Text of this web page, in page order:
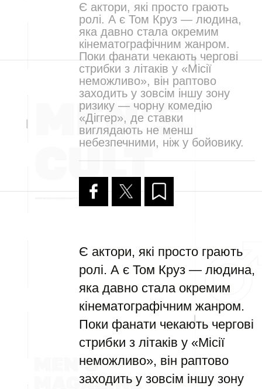
Є актори, які просто грають
ролі. А є Том Круз — людина,
яка давно стала окремим
кінематографічним жанром.
Поки фанати чекають чергові
стрибки з літаків у «Місії
неможливо», він раптово
заходить у зовсім іншу зону
ризику — чорну комедію
«Діггер», де ставки
виглядають не менш
небезпечними, ніж у бойовику.
Є актори, які просто грають
ролі. А є Том Круз — людина,
яка давно стала окремим
кінематографічним жанром.
Поки фанати чекають чергові
стрибки з літаків у «Місії
неможливо», він раптово
заходить у зовсім іншу зону